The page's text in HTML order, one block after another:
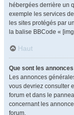
hébergées derrière un
exemple les services
les sites protégés par
la balise BBCode «
Haut
Que sont les
Les annonces
vous devriez consulter
forum et dans le
concernant les
forum.